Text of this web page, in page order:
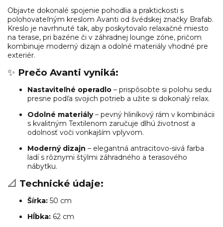
Objavte dokonalé spojenie pohodlia a praktickosti s
polohovateľným kreslom Avanti od švédskej značky Brafab.
Kreslo je navrhnuté tak, aby poskytovalo relaxačné miesto
na terase, pri bazéne či v záhradnej lounge zóne, pričom
kombinuje moderný dizajn a odolné materiály vhodné pre
exteriér.
✨ Prečo Avanti vyniká:
Nastaviteľné operadlo – prispôsobte si polohu sedu
presne podľa svojich potrieb a užite si dokonalý relax.
Odolné materiály– pevný hliníkový rám v kombinácii
s kvalitným Textilenom zaručuje dlhú životnosť a
odolnosť voči vonkajším vplyvom.
Moderný dizajn – elegantná antracitovo-sivá farba
ladí s rôznymi štýlmi záhradného a terasového
nábytku.
📐 Technické údaje:
Šírka: 50 cm
Hĺbka: 62 cm